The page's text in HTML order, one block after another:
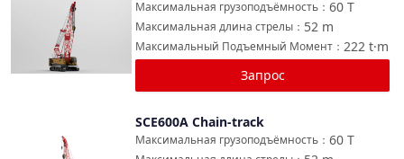
60 T
Максимальная грузоподъёмность ：
52 m
Максимальная длина стрелы ：
222 t·m
Максимальный Подъемный Момент ：
Запрос
SCE600A Chain-track
60 T
Максимальная грузоподъёмность ：